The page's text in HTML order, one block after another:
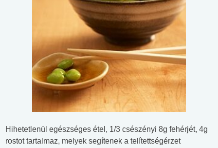
Hihetetlenül egészséges étel, 1/3 csészényi 8g fehérjét, 4g
rostot tartalmaz, melyek segítenek a telítettségérzet